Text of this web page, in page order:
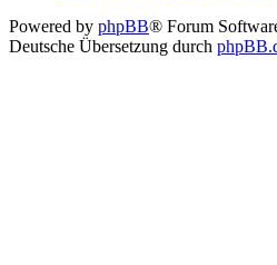
Powered by phpBB® Forum
Deutsche Übersetzung durch